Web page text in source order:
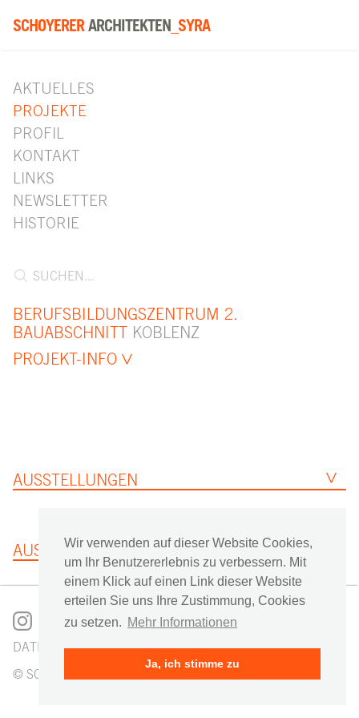
Wir verwenden auf dieser Website Cookies,
um Ihr Benutzererlebnis zu verbessern. Mit
einem Klick auf einen Link dieser Website
erteilen Sie uns Ihre Zustimmung, Cookies
zu setzen. Mehr Informationen
Ja, ich stimme zu
SCHOYERERARCHITEKTEN _SYRA
AKTUELLES
PROJEKTE
PROFIL
KONTAKT
LINKS
NEWSLETTER
HISTORIE
BERUFSBILDUNGSZENTRUM 2.
BAUABSCHNITT KOBLENZ
PROJEKT-INFO
AUSSTELLUNGEN
AUSZEICHNUNGEN
© SCHOYERER ARCHITEKTEN_SYRA
DATENSCHUTZ IMPRESSUM